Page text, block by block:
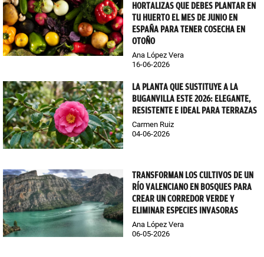
HORTALIZAS QUE DEBES PLANTAR EN
TU HUERTO EL MES DE JUNIO EN
ESPAÑA PARA TENER COSECHA EN
OTOÑO
Ana López Vera
16-06-2026
LA PLANTA QUE SUSTITUYE A LA
BUGANVILLA ESTE 2026: ELEGANTE,
RESISTENTE E IDEAL PARA TERRAZAS
Carmen Ruiz
04-06-2026
TRANSFORMAN LOS CULTIVOS DE UN
RÍO VALENCIANO EN BOSQUES PARA
CREAR UN CORREDOR VERDE Y
ELIMINAR ESPECIES INVASORAS
Ana López Vera
06-05-2026